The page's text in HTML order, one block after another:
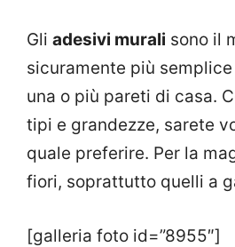
Gli adesivi murali sono il
sicuramente più
una o più pareti di casa.
tipi e grandezze, sarete
quale preferire. Per la
fiori, soprattutto quelli a
[galleria foto id=”8955″]